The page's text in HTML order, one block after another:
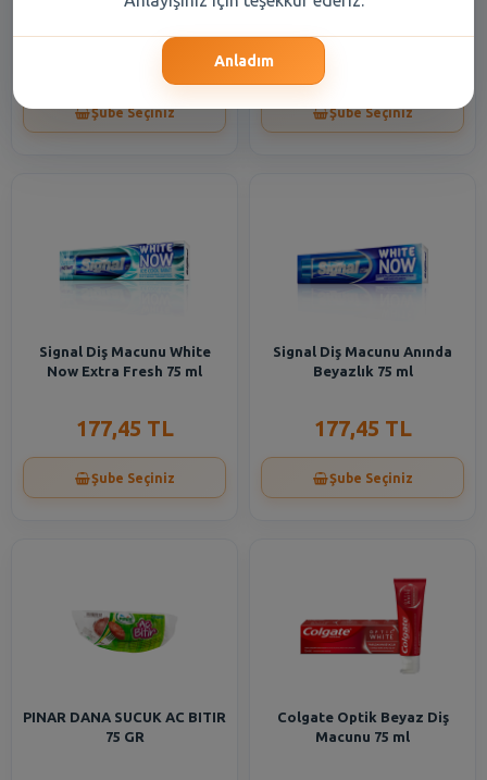
ONARIM&KORUMA
Şube Seçiniz
75 X 4 Lü 300 Gr
Şube Seçiniz
Signal Diş Macunu White
Now Extra Fresh 75 ml
177,45 TL
Şube Seçiniz
Signal Diş Macunu Anında
Beyazlık 75 ml
177,45 TL
Şube Seçiniz
PINAR DANA SUCUK AC BITIR
75 GR
Colgate Optik Beyaz Diş
Macunu 75 ml
Anladım